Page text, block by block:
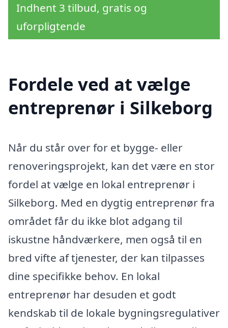
Indhent 3 tilbud, gratis og
uforpligtende
Fordele ved at vælge
entreprenør i Silkeborg
Når du står over for et bygge- eller
renoveringsprojekt, kan det være en stor
fordel at vælge en lokal entreprenør i
Silkeborg. Med en dygtig entreprenør fra
området får du ikke blot adgang til
iskustne håndværkere, men også til en
bred vifte af tjenester, der kan tilpasses
dine specifikke behov. En lokal
entreprenør har desuden et godt
kendskab til de lokale bygningsregulativer